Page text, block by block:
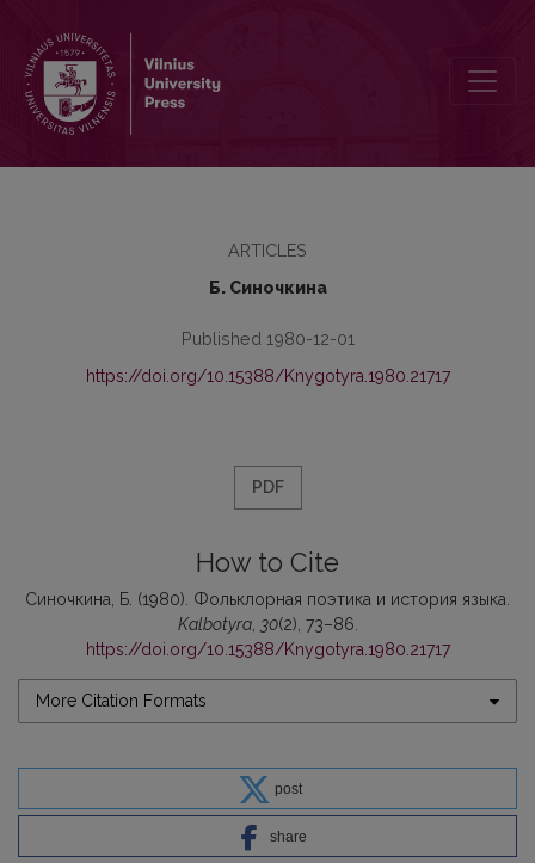
ARTICLES
Б. Синочкина
Published 1980-12-01
https://doi.org/10.15388/Knygotyra.1980.21717
PDF
How to Cite
Синочкина, Б. (1980). Фольклорная поэтика и история языка.
Kalbotyra, 30(2), 73–86.
https://doi.org/10.15388/Knygotyra.1980.21717
More Citation Formats
post
share